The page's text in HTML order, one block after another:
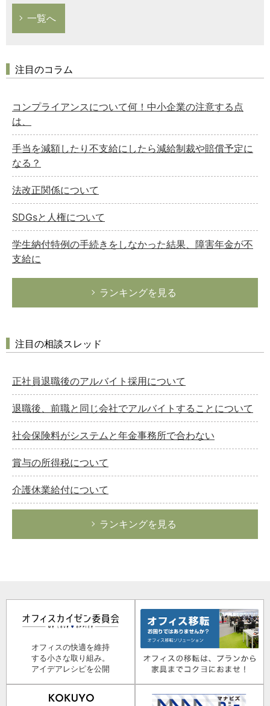
一覧へ
注目のコラム
コンプライアンスについて何！中小企業の注意する点
は、
手当を減額したり不支給にしたら減給制裁や賠償予定に
なる？
法改正関係について
SDGsと人権について
学生納付特例の手続きをしなかった結果、障害年金が不
支給に
ランキングを見る
注目の相談スレッド
正社員退職後のアルバイト採用について
退職後、前職と同じ会社でアルバイトすることについて
社会保険料がシステムと年金事務所で合わない
賞与の所得税について
介護休業給付について
ランキングを見る
オフィスの快適を維持
する小さな取り組み。
アイデアレシピを公開